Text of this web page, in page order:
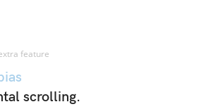
feature
scrolling.